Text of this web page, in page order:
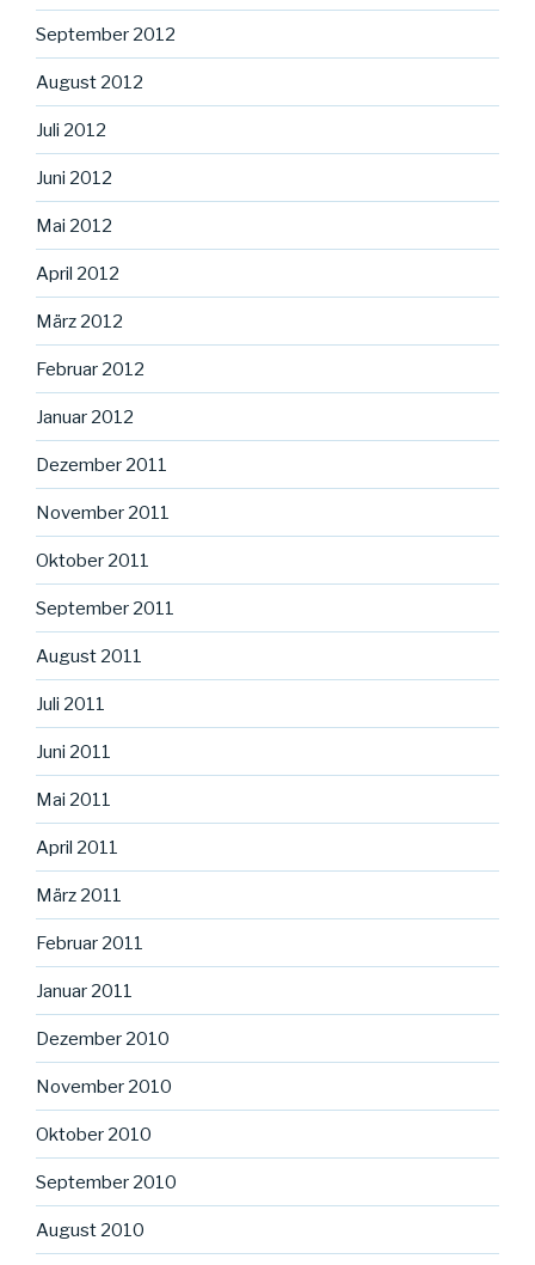
September 2012
August 2012
Juli 2012
Juni 2012
Mai 2012
April 2012
März 2012
Februar 2012
Januar 2012
Dezember 2011
November 2011
Oktober 2011
September 2011
August 2011
Juli 2011
Juni 2011
Mai 2011
April 2011
März 2011
Februar 2011
Januar 2011
Dezember 2010
November 2010
Oktober 2010
September 2010
August 2010